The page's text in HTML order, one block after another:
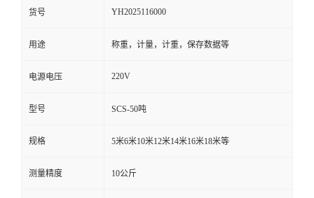
货号 YH2025116000
用途 称重，计量，计重，保存数据等
电源电压 220V
型号 SCS-50吨
规格 5米6米10米12米14米16米18米等
测量精度 10公斤